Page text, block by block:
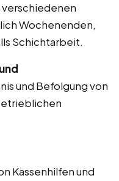
Wochenenden,
Schichtarbeit.
und Befolgung von
Kassenhilfen und